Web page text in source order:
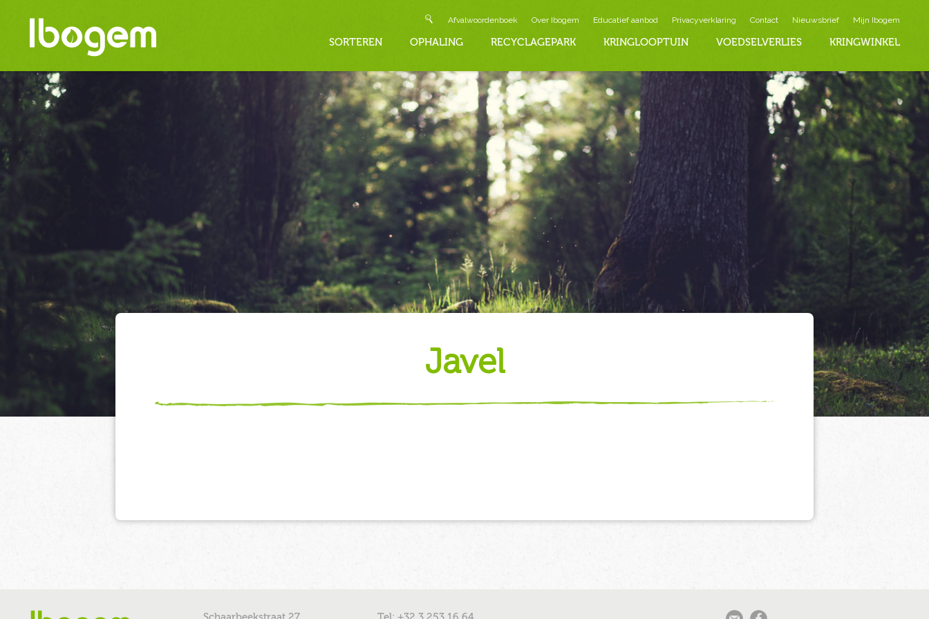
Afvalwoordenboek Over Ibogem Educatief aanbod Privacyverklaring Contact Nieuwsbrief Mijn Ibogem
SORTEREN OPHALING RECYCLAGEPARK KRINGLOOPTUIN VOEDSELVERLIES KRINGWINKEL
javel